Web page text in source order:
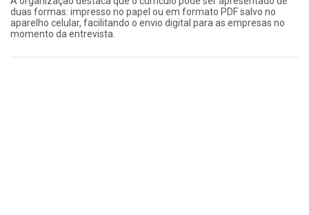
duas formas: impresso no papel ou em formato PDF salvo no
aparelho celular, facilitando o envio digital para as empresas no
momento da entrevista.